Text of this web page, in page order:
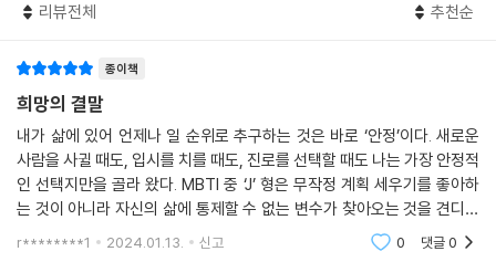
---「비정한 요구」중에서
뇌세포를 자극하는 호시 신이치식 SF 하드보일드
* 단독 판매 100만 부 돌파
평범한 시민, 평범한 나날에서 벗어나고자 목숨을 건 위험한 게임에 가담
한 청년, ‘기다리는 자에게 운이 따를지니.’ 거액의 현금 수송 임무를 맡게
된 은행원, 돈도 배경도 없는 한 청년 앞에 3가지 소원을 들어주겠다며 나
타난 다소 친절한 악마….
리뷰전체 추천순
종이책
희망의 결말
내가 삶에 있어 언제나 일 순위로 추구하는 것은 바로 ‘안정’이다. 새로운
사람을 사귈 때도, 입시를 치를 때도, 진로를 선택할 때도 나는 가장 안정적
인 선택지만을 골라 왔다. MBTI 중 ‘J’ 형은 무작정 계획 세우기를 좋아하
는 것이 아니라 자신의 삶에 통제할 수 없는 변수가 찾아오는 것을 견디지
못하는 유형이라는 말처럼, 나는 예기치 못한 변수와 그 변수를 맞닥뜨릴
r********1 2024.01.13. 신고 0 댓글0